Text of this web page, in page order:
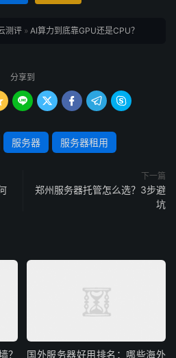
用于缓存和复杂控制逻辑，追
而GPU则把80%的晶体管都用于
逻辑处理能力，换来了极致的并
中，GPU的算力能达到CPU的
高端GPU的内存带宽能达到
，能快速给海量核心“喂数据”，
片、文字数据）和任务调度，把
；GPU集中火力完成模型训
“总指挥”，GPU是“主力作战部
测评» AI算力到底靠GPU还是CPU？
分享到
    
服务器 服务器租用
下一篇
郑州服务器托管怎么选？3步避
坑
？
国外服务器好用排名：哪些海外